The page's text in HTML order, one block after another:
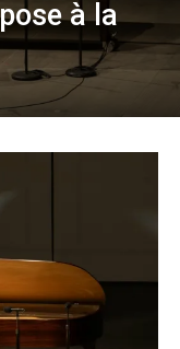
à la